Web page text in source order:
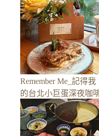
Remember Me_記得
的台北小巨蛋深夜咖